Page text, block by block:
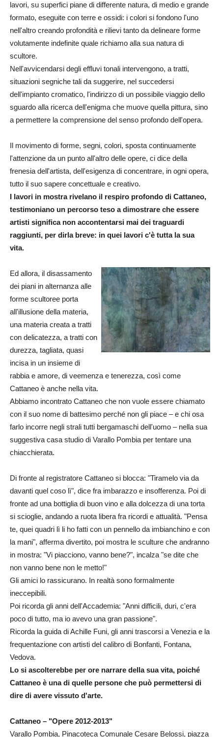
lavori, su superfici piane di differente natura, di medio e grande
formato, eseguite con terre e ossidi: i colori si fondono l'uno
nell'altro creando profondità e rilievi tanto da delineare forme
volutamente indefinite quale richiamo alla sua natura di
scultore.
Nell'avvicendarsi degli effluvi tonali intervengono, a tratti,
situazioni segniche tali da suggerire, nel succedersi
dell'impianto cromatico, l'indirizzo di un possibile viaggio dello
sguardo alla ricerca dell'enigma che muove quella pittura, sino
a permettere la comprensione del senso profondo dell'opera.
Il movimento di forme, segni, colori, sposta continuamente
l'attenzione da un punto all'altro delle opere, ci dice della
frenesia dell'artista, dell'esigenza di concentrare, in ogni opera,
tutto il suo sapere concettuale e creativo.
I lavori in mostra rivelano il respiro profondo di Cattaneo,
testimoniano un percorso teso a dimostrare che essere
artisti significa non accontentarsi mai dei traguardi
raggiunti, per dirla breve: in quei lavori c'è tutta la sua
vita.
Ed allora, il disassamento
dei piani in alternanza alle
forme scultoree porta
all'illusione della materia,
una materia creata a tratti
con delicatezza, a tratti con
durezza, tagliata, quasi
incisa in un insieme di
rabbia e amore, di veemenza e tenerezza, così come
Cattaneo è anche nella vita.
Abbiamo incontrato Cattaneo che non vuole essere chiamato
con il suo nome di battesimo perché non gli piace – e chi osa
farlo incorre negli strali tutti bergamaschi dell'uomo – nella sua
suggestiva casa studio di Varallo Pombia per tentare una
chiacchierata.
Di fronte al registratore Cattaneo si blocca: "Tiramelo via da
davanti quel coso lì", dice fra imbarazzo e insofferenza. Poi di
fronte ad una bottiglia di buon vino e alla dolcezza di una torta
si scioglie, andando a ruota libera fra ricordi e attualità. "Pensa
te, quei quadri lì li ho fatti con un pennello da imbianchino e con
la mani", afferma divertito, poi mostra le sculture che andranno
in mostra: "Vi piacciono, vanno bene?", incalza "se dite che
non vanno bene non le metto!"
Gli amici lo rassicurano. In realtà sono formalmente
ineccepibili.
Poi ricorda gli anni dell'Accademia: "Anni difficili, duri, c'era
poco di tutto, ma io avevo una gran passione".
Ricorda la guida di Achille Funi, gli anni trascorsi a Venezia e la
frequentazione con artisti del calibro di Bonfanti, Fontana,
Vedova.
Lo si ascolterebbe per ore narrare della sua vita, poiché
Cattaneo è una di quelle persone che può permettersi di
dire di avere vissuto d'arte.
Cattaneo – "Opere 2012-2013"
Varallo Pombia, Pinacoteca Comunale Cesare Belossi, piazza